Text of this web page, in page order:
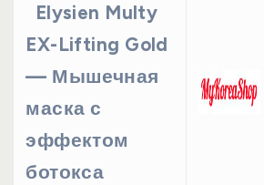
Elysien Multy
EX-Lifting Gold
— Мышечная
маска с
эффектом
ботокса